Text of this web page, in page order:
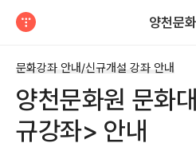
양천문
문화강좌 안내/신규개설 강좌 안내
양천문화원 문화
규강좌> 안내